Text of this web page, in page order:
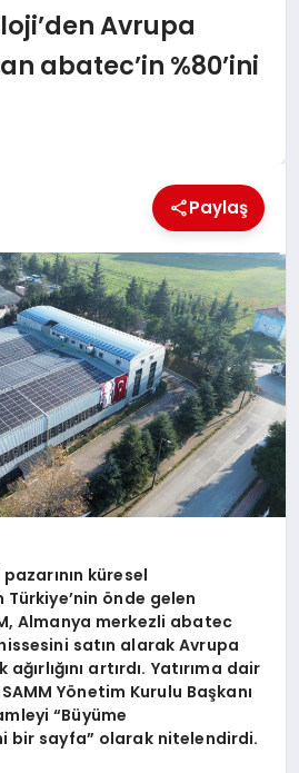
Avrupa
abatec’in %80’ini
Paylaş
küresel
önde gelen
Almanya merkezli abatec
satın alarak Avrupa
artırdı. Yatırıma dair
Yönetim Kurulu Başkanı
“Büyüme
bir sayfa” olarak nitelendirdi.